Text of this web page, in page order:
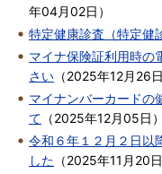
年04月02日 ）
特定健康診査（特定健
マイナ保険証利用時の
さい （2025年12月26日
マイナンバーカードの
て （2025年12月05日 ）
令和６年１２月２日以
した （2025年11月20日